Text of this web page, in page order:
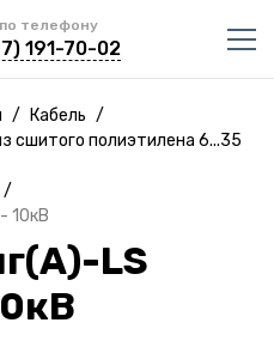
телефону
191-70-02
/ Кабель /
сшитого полиэтилена 6...35
/
10кВ
LS